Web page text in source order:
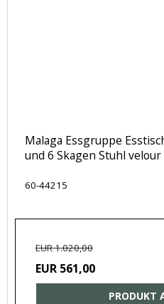
Malaga Essgruppe
und 6 Skagen Stuhl velour
60-44215
EUR 1.020,00
EUR 561,00
PRODUKT